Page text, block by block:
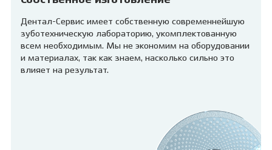
Дентал-Сервис имеет собственную современнейшую
зуботехническую лабораторию, укомплектованную
всем необходимым. Мы не экономим на оборудовании
и материалах, так как знаем, насколько сильно это
влияет на результат.